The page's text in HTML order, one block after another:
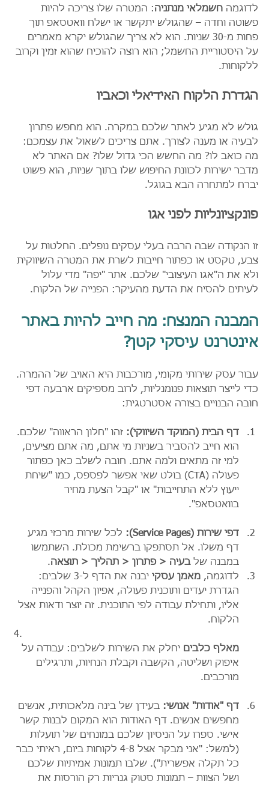
לדוגמה חשמלאי מנתניה: המטרה שלו צריכה להיות
פשוטה וחדה – שהגולש יתקשר או ישלח וואטסאפ תוך
פחות מ-30 שניות. הוא לא צריך שהגולש יקרא מאמרים
על היסטוריית החשמל; הוא רוצה להוכיח שהוא זמין וקרוב
ללקוחות.
הגדרת הלקוח האידיאלי וכאביו
גולש לא מגיע לאתר שלכם במקרה. הוא מחפש פתרון
לבעיה או מענה לצורך. אתם צריכים לשאול את עצמכם:
מה כואב לו? מה החשש הכי גדול שלו? אם האתר לא
מדבר ישירות לכוונת החיפוש שלו בתוך שניות, הוא פשוט
יברח למתחרה הבא בגוגל.
פונקציונליות לפני אגו
זו הנקודה שבה הרבה בעלי עסקים נופלים. החלטות על
צבע, טקסט או כפתור חייבות לשרת את המטרה השיווקית
ולא את ה"אגו העיצובי" שלכם. אתר "יפה" מדי עלול
לעיתים להסיח את הדעת מהעיקר: הפנייה של הלקוח.
המבנה המנצח: מה חייב להיות באתר
אינטרנט עיסקי קטן?
עבור עסק שירותי מקומי, מורכבות היא האויב של ההמרה.
כדי לייצר תוצאות פנומנליות, לרוב מספיקים ארבעה דפי
חובה הבנויים בצורה אסטרטגית:
דף הבית (המוקד השיווקי): זהו "חלון הראווה" שלכם.
הוא חייב להסביר בשניות מי אתם, מה אתם מציעים,
למי זה מתאים ולמה אתם. חובה לשלב כאן כפתור
פעולה (CTA) בולט שאי אפשר לפספס, כמו "שיחת
ייעוץ ללא התחייבות" או "קבל הצעת מחיר
בוואטסאפ".
דפי שירות (Service Pages):
לכל שירות מרכזי מגיע
דף משלו. אל תסתפקו ברשימת מכולת. השתמשו
במבנה של בעיה < פתרון < תהליך < תוצאה.
לדוגמה, מאמן עסקי
יבנה את הדף ל-3 שלבים:
הגדרת יעדים ותוכנית פעולה, אפיון הקהל והפנייה
אליו, ותחילת עבודה לפי התוכנית. זה יוצר ודאות אצל
הלקוח.
מאלף כלבים יחלק את השירות לשלבים: עבודה על
איפוק ושליטה, הקשבה וקבלת הנחיות, ותרגילים
מורכבים.
דף "אודות" אנושי: בעידן של בינה מלאכותית, אנשים
מחפשים אנשים. דף האודות הוא המקום לבנות קשר
אישי. ספרו על הניסיון שלכם במונחים של תועלות
(למשל: "אני מבקר אצל 4-8 לקוחות ביום, ראיתי כבר
כל תקלה אפשרית"). שלבו תמונות אמיתיות שלכם
ושל הצוות – תמונות סטוק גנריות רק הורסות את